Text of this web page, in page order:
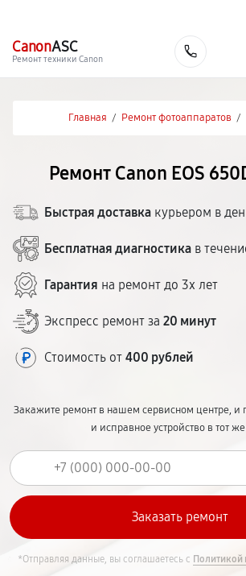
CanonASC
Ремонт техники Canon
Главная / Ремонт фотоаппаратов /
Ремонт Canon EOS
Быстрая доставка курьером в
Бесплатная диагностика в
Гарантия на ремонт до 3х лет
Экспресс ремонт за 20 минут
Стоимость от 400 рублей
Закажите ремонт в нашем сервисном центре, и
и исправное устройство в тот
*Отправляя данные, вы соглашаетесь с Политикой